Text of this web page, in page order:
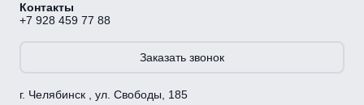
Контакты
+7 928 459 77 88
Заказать звонок
г. Челябинск , ул. Свободы, 185